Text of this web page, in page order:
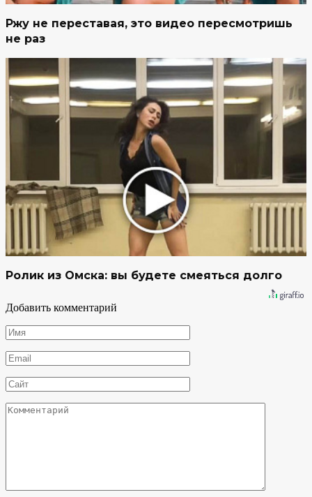
Ржу не переставая, это видео пересмотришь
не раз
Ролик из Омска: вы будете смеяться долго
Добавить комментарий
Имя
*
Email
*
Сайт
Комментарий